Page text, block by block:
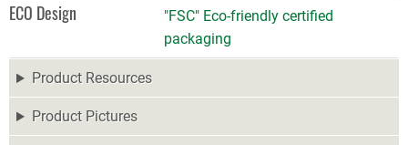
ECO Design
"FSC" Eco-friendly certified
packaging
Product Resources
Product Pictures